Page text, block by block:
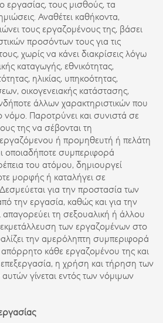
τους μισθούς, τα
Αναθέτει καθήκοντα,
τους εργαζομένους της, βάσει
προσόντων τους για τις
χωρίς να κάνει διακρίσεις λόγω
καταγωγής, εθνικότητας,
ηλικίας, υπηκοότητας,
οικογενειακής κατάστασης,
άλλων χαρακτηριστικών που
νόμο. Παροτρύνει και συνιστά σε
της να σέβονται τη
εργαζόμενου ή προμηθευτή ή πελάτη
οποιαδήποτε συμπεριφορά
του ατόμου, δημιουργεί
μορφής ή καταλήγει σε
για την προστασία των
την εργασία, καθώς και για την
τη σεξουαλική ή άλλου
των εργαζομένων στο
την αμερόληπτη συμπεριφορά
απόρρητο κάθε εργαζομένου της και
η χρήση και τήρηση των
γίνεται εντός των νόμιμων